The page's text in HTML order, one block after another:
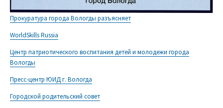
Прокуратура города Вологды разъясняет
WorldSkills Russia
Центр патриотического воспитания детей и молодежи города
Вологды
Пресс-центр ЮИД г. Вологда
Городской родительский совет